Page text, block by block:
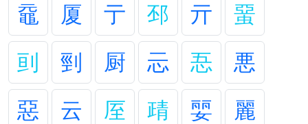
黿
厦 亍 邳 亓
蝁
刯
剄 厨 忈 忢
悪
惡
云 厔 靕 婯
麗